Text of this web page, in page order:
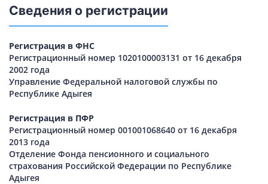
Сведения о регистрации
Регистрация в ФНС
Регистрационный номер 1020100003131 от 16 декабря
2002 года
Управление Федеральной налоговой службы по
Республике Адыгея
Регистрация в ПФР
Регистрационный номер 001001068640 от 16 декабря
2013 года
Отделение Фонда пенсионного и социального
страхования Российской Федерации по Республике
Адыгея